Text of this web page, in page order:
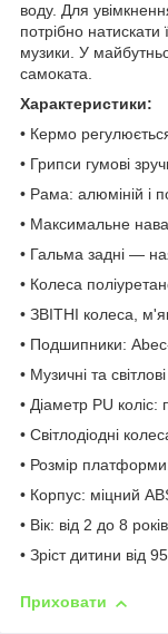
воду. Для
потрібно
музики. У
самоката.
Характеристики:
• Кермо
• Грипси гумові
• Рама: алюміній і
• Максимальне
• Гальма задні —
• Колеса
• ЗВІТНІ колеса,
• Подшипники:
• Музичні та
• Діаметр PU
• Світлодіодні
• Розмір
• Корпус: міцний
• Вік: від 2 до 8 років
• Зріст дитини від
Приховати